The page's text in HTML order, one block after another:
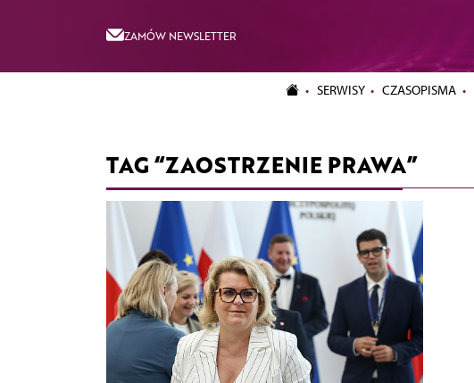
ZAMÓW NEWSLETTER
SERWISY CZASOPISMA
TAG “ZAOSTRZENIE PRAWA”